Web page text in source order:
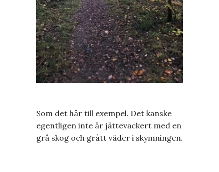
Som det här till exempel. Det kanske
egentligen inte är jättevackert med en
grå skog och grått väder i skymningen.